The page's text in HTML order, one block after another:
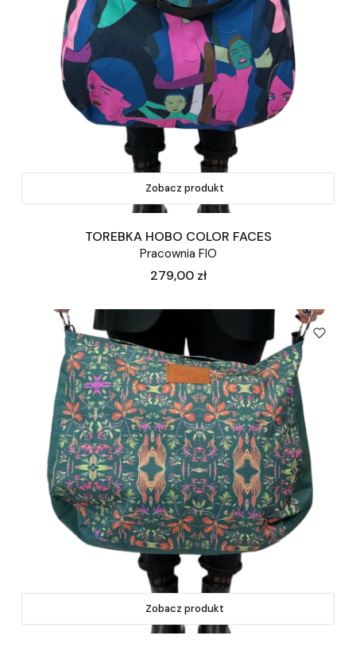
Zobacz produkt
TOREBKA HOBO COLOR FACES
Pracownia FIO
Cena
279,00 zł
Zobacz produkt